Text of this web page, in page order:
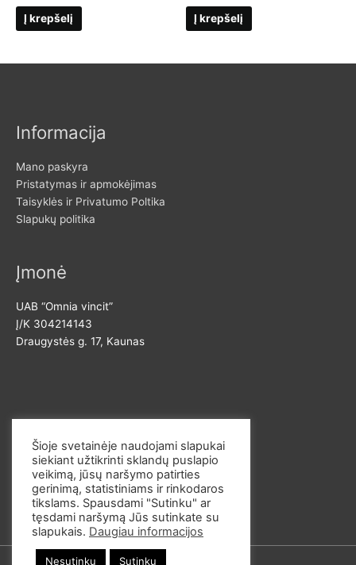
Į krepšelį Į krepšelį
Informacija
Mano paskyra
Pristatymas ir apmokėjimas
Taisyklės ir Privatumo Poltika
Slapukų politika
Įmonė
UAB “Omnia vincit”
Į/K 304214143
Draugystės g. 17, Kaunas
El. p. info@omvi.lt
Tel. 862033145
Šioje svetainėje naudojami slapukai
siekiant užtikrinti sklandų puslapio
veikimą, jūsų naršymo patirties
gerinimą, statistiniams ir rinkodaros
tikslams. Spausdami "Sutinku" ar
tęsdami naršymą Jūs sutinkate su
slapukais. Daugiau informacijos
Nesutinku Sutinku